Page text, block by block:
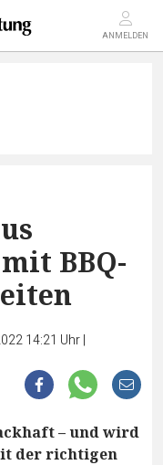
ANMELDEN
BBQ-
14:21 Uhr|
– und wird
der richtigen